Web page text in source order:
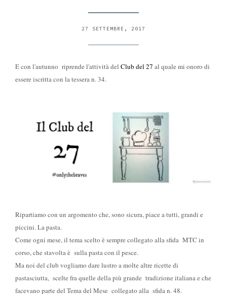
27 SETTEMBRE, 2017
E con l'autunno riprende l'attività del Club del 27 al quale mi onoro di
essere iscritta con la tessera n. 34.
Ripartiamo con un argomento che, sono sicura, piace a tutti, grandi e
piccini. La pasta.
Come ogni mese, il tema scelto è sempre collegato alla sfida MTC in
corso, che stavolta è sulla pasta con il pesce.
Ma noi del club vogliamo dare lustro a molte altre ricette di
pastasciutta, scelte fra quelle della più grande tradizione italiana e che
facevano parte del Tema del Mese collegato alla sfida n. 48.